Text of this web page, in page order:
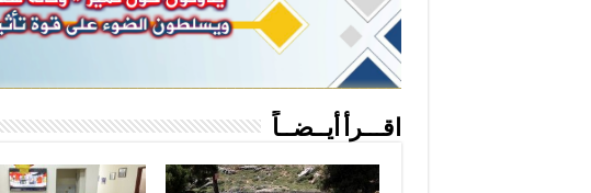
اقـــرأ أيــضــاً